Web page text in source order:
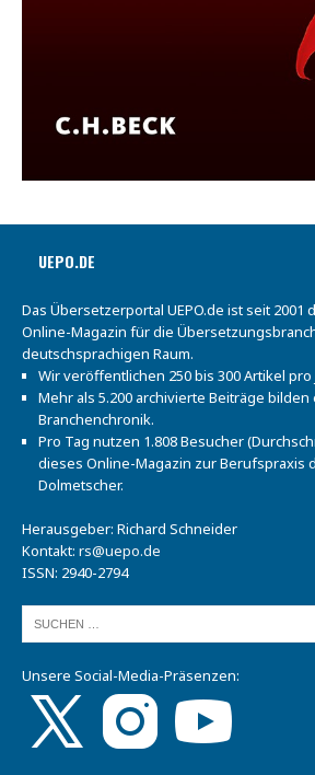
UEPO.DE
Das Übersetzerportal UEPO.de ist seit 2001
Online-Magazin für die
deutschsprachigen Raum.
Wir veröffentlichen 250 bis 300 Artikel pro
Mehr als 5.200 archivierte Beiträge
Branchenchronik.
Pro Tag nutzen 1.808 Besucher
dieses Online-Magazin zur Berufspraxis
Dolmetscher.
Herausgeber: Richard Schneider
Kontakt: rs@uepo.de
ISSN: 2940-2794
Unsere Social-Media-Präsenzen: